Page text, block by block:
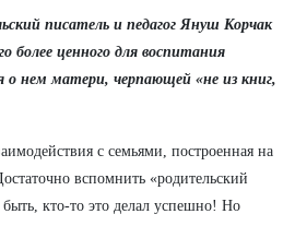
писатель и педагог Януш Корчак
более ценного для воспитания
о нем матери, черпающей «не из книг,
с семьями, построенная на
вспомнить «родительский
кто-то это делал успешно! Но